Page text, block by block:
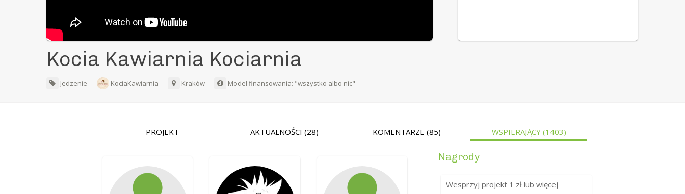
Kocia Kawiarnia Kociarnia
Jedzenie KociaKawiarnia Kraków Model finansowania: "wszystko albo nic"
PROJEKT AKTUALNOŚCI(28) KOMENTARZE(85) WSPIERAJĄCY(1403)
Nagrody
Wesprzyj projekt 1 zł lub więcej